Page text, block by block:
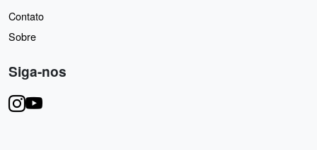
Contato
Sobre
Siga-nos